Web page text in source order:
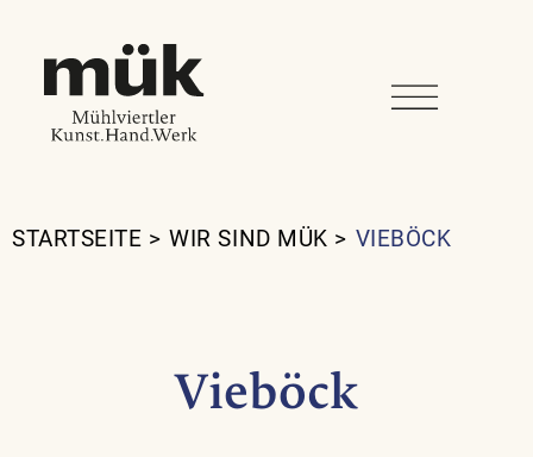
STARTSEITE > WIR SIND MÜK > VIEBÖCK
Vieböck